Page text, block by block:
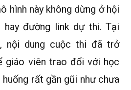
hình này không dừng ở hội
hay đường link dự thi. Tại
nội dung cuộc thi đã trở
giáo viên trao đổi với học
rất gần gũi như chưa